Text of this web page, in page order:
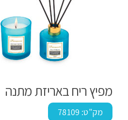
מפיץ ריח באריזת מתנה
מק"ט: 78109